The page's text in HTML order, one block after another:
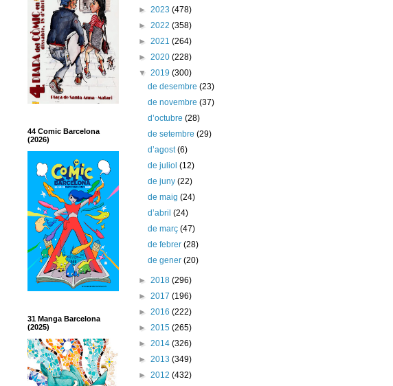
44 Comic Barcelona
(2026)
31 Manga Barcelona
(2025)
► 2023 (478)
► 2022 (358)
► 2021 (264)
► 2020 (228)
▼ 2019 (300)
de desembre(23)
de novembre(37)
d’octubre(28)
de setembre(29)
d’agost(6)
de juliol(12)
de juny(22)
de maig(24)
d’abril(24)
de març(47)
de febrer(28)
de gener(20)
► 2018 (296)
► 2017 (196)
► 2016 (222)
► 2015 (265)
► 2014 (326)
► 2013 (349)
► 2012 (432)